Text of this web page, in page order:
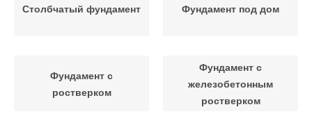
Столбчатый фундамент Фундамент под дом
Фундамент с
ростверком
Фундамент с
железобетонным
ростверком